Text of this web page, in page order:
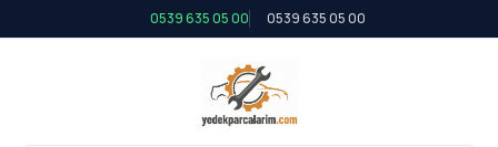
0539 635 05 00 0539 635 05 00